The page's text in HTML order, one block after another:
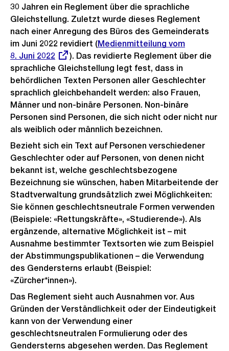
30 Jahren ein Reglement über die sprachliche
Gleichstellung. Zuletzt wurde dieses Reglement
nach einer Anregung des Büros des Gemeinderats
im Juni 2022 revidiert (Externer
Link:
Medienmitteilung vom
8. Juni 2022
). Das revidierte Reglement über die
sprachliche Gleichstellung legt fest, dass in
behördlichen Texten Personen aller Geschlechter
sprachlich gleichbehandelt werden: also Frauen,
Männer und non-binäre Personen. Non-binäre
Personen sind Personen, die sich nicht oder nicht nur
als weiblich oder männlich bezeichnen.
Bezieht sich ein Text auf Personen verschiedener
Geschlechter oder auf Personen, von denen nicht
bekannt ist, welche geschlechtsbezogene
Bezeichnung sie wünschen, haben Mitarbeitende der
Stadtverwaltung grundsätzlich zwei Möglichkeiten:
Sie können geschlechtsneutrale Formen verwenden
(Beispiele: «Rettungskräfte», «Studierende»). Als
ergänzende, alternative Möglichkeit ist – mit
Ausnahme bestimmter Textsorten wie zum Beispiel
der Abstimmungspublikationen – die Verwendung
des Gendersterns erlaubt (Beispiel:
«Zürcher*innen»).
Das Reglement sieht auch Ausnahmen vor. Aus
Gründen der Verständlichkeit oder der Eindeutigkeit
kann von der Verwendung einer
geschlechtsneutralen Formulierung oder des
Gendersterns abgesehen werden. Das Reglement